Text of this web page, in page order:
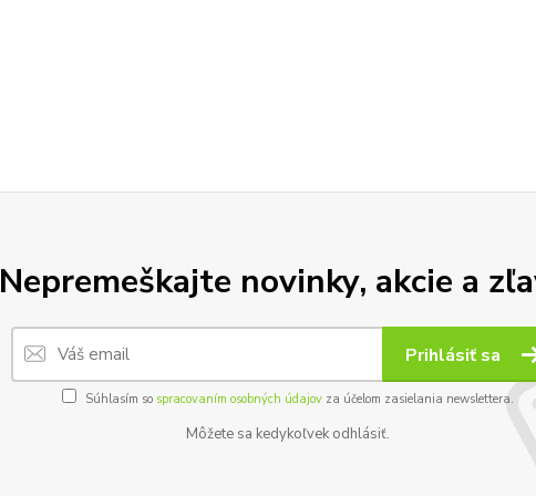
Nepremeškajte novinky, akcie a
Prihlásiť sa
Súhlasím so spracovaním osobných údajov za účelom zasielania newslettera.
Môžete sa kedykoľvek odhlásiť.